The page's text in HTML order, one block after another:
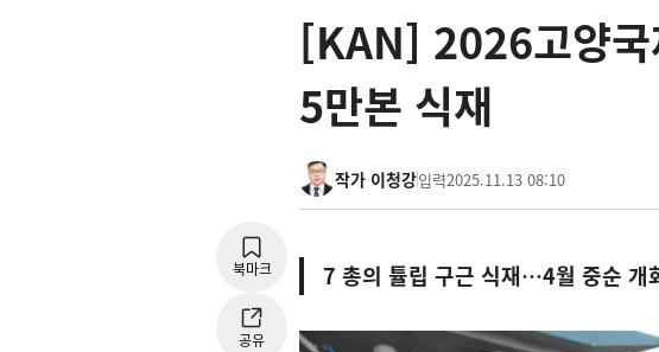
[KAN] 2026고양국
5만본 식재
작가 이청강입력2025.11.13 08:10
북마크
공유
7 총의 튤립 구근 식재…4월 중순 개